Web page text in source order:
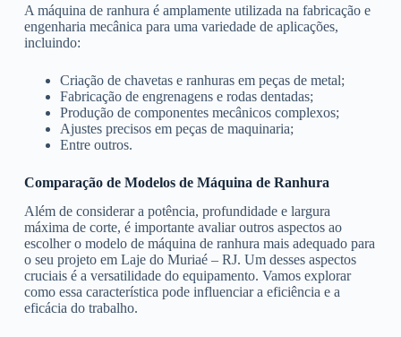
A máquina de ranhura é amplamente utilizada na fabricação e
engenharia mecânica para uma variedade de aplicações,
incluindo:
Criação de chavetas e ranhuras em peças de metal;
Fabricação de engrenagens e rodas dentadas;
Produção de componentes mecânicos complexos;
Ajustes precisos em peças de maquinaria;
Entre outros.
Comparação de Modelos de Máquina de Ranhura
Além de considerar a potência, profundidade e largura
máxima de corte, é importante avaliar outros aspectos ao
escolher o modelo de máquina de ranhura mais adequado para
o seu projeto em Laje do Muriaé – RJ. Um desses aspectos
cruciais é a versatilidade do equipamento. Vamos explorar
como essa característica pode influenciar a eficiência e a
eficácia do trabalho.